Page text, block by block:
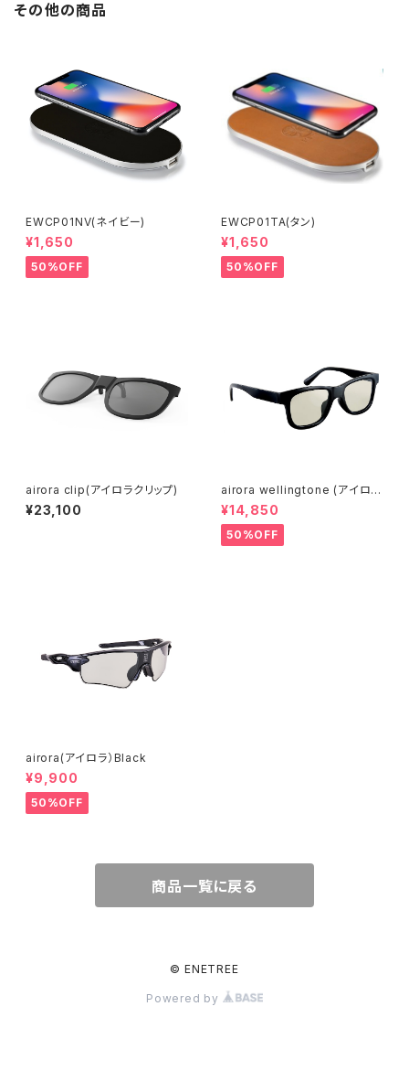
その他の商品
EWCP01NV(ネイビー)
¥1,650
50%OFF
EWCP01TA(タン)
¥1,650
50%OFF
airora clip(アイロラクリップ)
¥23,100
airora wellingtone (アイロラ
ウエリントン)
¥14,850
50%OFF
airora(アイロラ）Black
¥9,900
50%OFF
商品一覧に戻る
© ENETREE
Powered by